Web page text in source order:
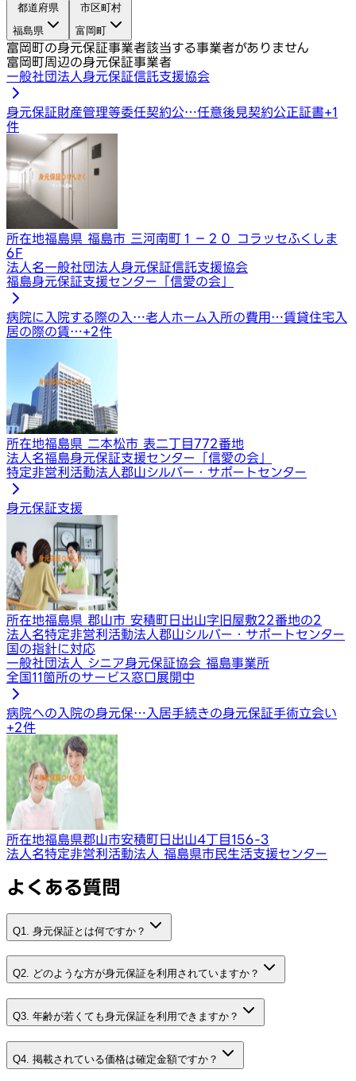
都道府県
福島県
市区町村
富岡町
富岡町の身元保証事業者該当する事業者がありません
富岡町周辺の身元保証事業者
一般社団法人身元保証信託支援協会
身元保証財産管理等委任契約公…任意後見契約公正証書+1
件
所在地福島県 福島市 三河南町１−２０ コラッセふくしま
6F
法人名一般社団法人身元保証信託支援協会
福島身元保証支援センター「信愛の会」
病院に入院する際の入…老人ホーム入所の費用…賃貸住宅入
居の際の賃…+2件
所在地福島県 二本松市 表二丁目772番地
法人名福島身元保証支援センター「信愛の会」
特定非営利活動法人郡山シルバー・サポートセンター
身元保証支援
所在地福島県 郡山市 安積町日出山字旧屋敷22番地の2
法人名特定非営利活動法人郡山シルバー・サポートセンター
国の指針に対応
一般社団法人 シニア身元保証協会 福島事業所
全国11箇所のサービス窓口展開中
病院への入院の身元保… 入居手続きの身元保証手術立会い
+2件
所在地福島県郡山市安積町日出山4丁目156-3
法人名特定非営利活動法人 福島県市民生活支援センター
よくある質問
Q1. 身元保証とは何ですか？
Q2. どのような方が身元保証を利用されていますか？
Q3. 年齢が若くても身元保証を利用できますか？
Q4. 掲載されている価格は確定金額ですか？